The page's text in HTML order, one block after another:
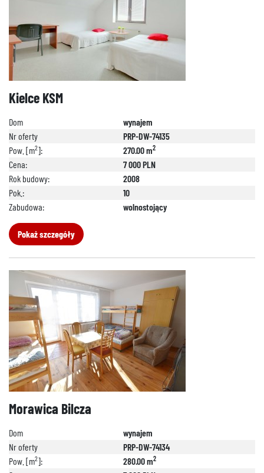
Kielce KSM
Dom
wynajem
Nr oferty
PRP-DW-74135
Pow. [m2]: 270.00 m2
Cena:
7 000 PLN
Rok budowy:
2008
Pok.:
10
Zabudowa:
wolnostojący
Pokaż szczegóły
Morawica Bilcza
Dom
wynajem
Nr oferty
PRP-DW-74134
Pow. [m2]: 280.00 m2
888 889 661